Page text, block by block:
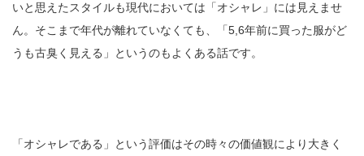
いと思えたスタイルも現代においては「オシャレ」には見えませ
ん。そこまで年代が離れていなくても、「5,6年前に買った服がど
うも古臭く見える」というのもよくある話です。
「オシャレである」という評価はその時々の価値観により大きく